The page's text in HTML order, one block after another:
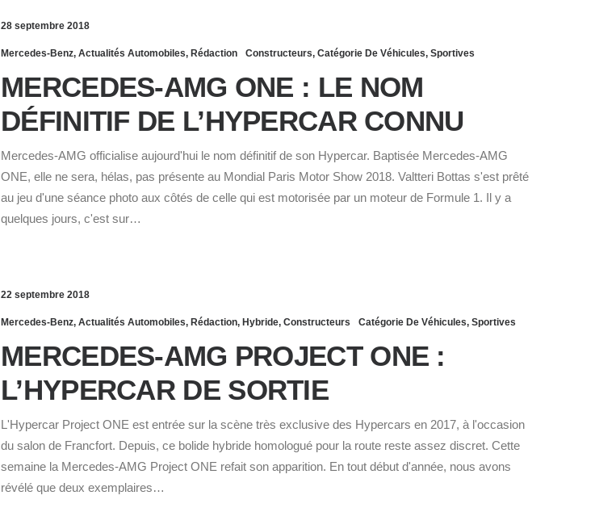
28 septembre 2018
Mercedes-Benz, Actualités Automobiles, Rédaction Constructeurs, Catégorie De Véhicules, Sportives
MERCEDES-AMG ONE : LE NOM
DÉFINITIF DE L’HYPERCAR CONNU
Mercedes-AMG officialise aujourd'hui le nom définitif de son Hypercar. Baptisée Mercedes-AMG
ONE, elle ne sera, hélas, pas présente au Mondial Paris Motor Show 2018. Valtteri Bottas s'est prêté
au jeu d'une séance photo aux côtés de celle qui est motorisée par un moteur de Formule 1. Il y a
quelques jours, c'est sur…
22 septembre 2018
Mercedes-Benz, Actualités Automobiles, Rédaction, Hybride, Constructeurs Catégorie De Véhicules, Sportives
MERCEDES-AMG PROJECT ONE :
L’HYPERCAR DE SORTIE
L'Hypercar Project ONE est entrée sur la scène très exclusive des Hypercars en 2017, à l'occasion
du salon de Francfort. Depuis, ce bolide hybride homologué pour la route reste assez discret. Cette
semaine la Mercedes-AMG Project ONE refait son apparition. En tout début d'année, nous avons
révélé que deux exemplaires…